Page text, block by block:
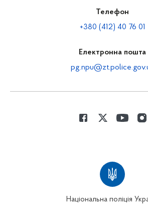
Телефон
+380 (412) 40 76 01
Електронна пошта
Національна поліція